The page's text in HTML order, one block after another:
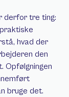
derfor tre ting:
hvad der
den
Opfølgningen
bruge det.